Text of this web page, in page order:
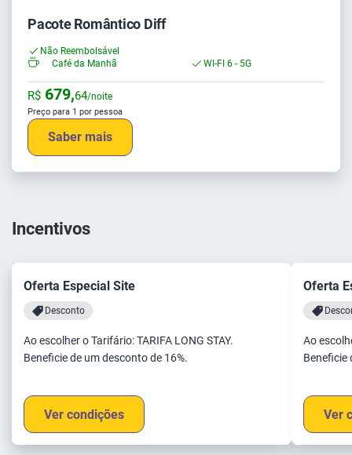
Pacote Romântico Diff
Não Reembolsável
Café da Manhã
WI-FI 6 - 5G
R$ 679,64/noite
Preço para 1 por pessoa
Saber mais
Incentivos
Oferta Especial Site
Desconto
Ao escolher o Tarifário: TARIFA LONG STAY.
Beneficie de um desconto de 16%.
Ver condições
Oferta
Ao
Beneficie
Ver